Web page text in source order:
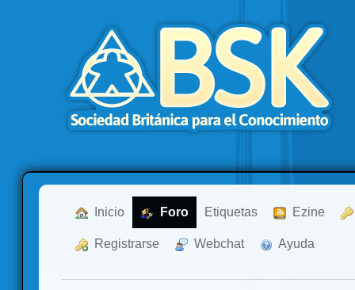
Inicio Foro Etiquetas Ezine
Registrarse Webchat Ayuda